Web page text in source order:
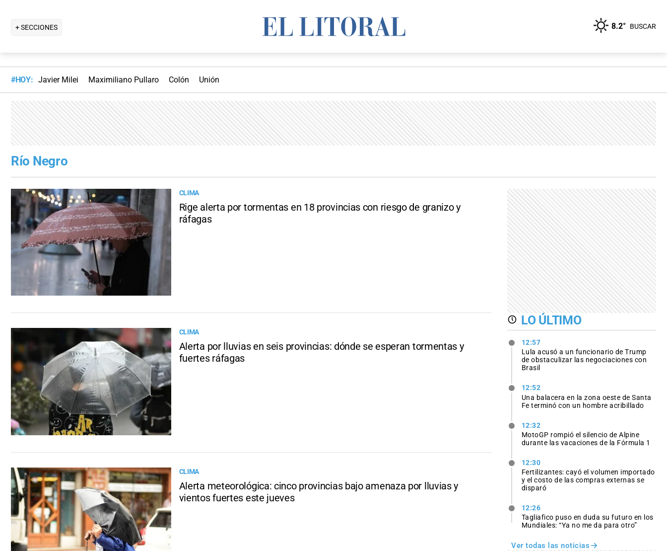
+ SECCIONES 8.2° BUSCAR
#HOY: Javier Milei Maximiliano Pullaro Colón Unión
Río Negro
CLIMA
Rige alerta por tormentas en 18 provincias con riesgo de granizo y
ráfagas
CLIMA
Alerta por lluvias en seis provincias: dónde se esperan tormentas y
fuertes ráfagas
CLIMA
Alerta meteorológica: cinco provincias bajo amenaza por lluvias y
vientos fuertes este jueves
LO ÚLTIMO
12:57
Lula acusó a un funcionario de Trump
de obstaculizar las negociaciones con
Brasil
12:52
Una balacera en la zona oeste de Santa
Fe terminó con un hombre acribillado
12:32
MotoGP rompió el silencio de Alpine
durante las vacaciones de la Fórmula 1
12:30
Fertilizantes: cayó el volumen importado
y el costo de las compras externas se
disparó
12:26
Tagliafico puso en duda su futuro en los
Mundiales: “Ya no me da para otro”
Ver todas las noticias